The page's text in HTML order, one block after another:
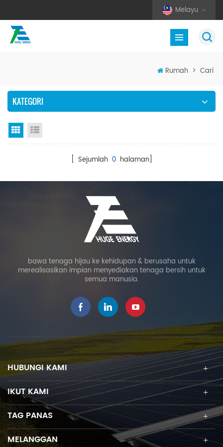
Melayu
Rumah > Cari
KATEGORI
Paparan grid
[ Sejumlah 0halaman]
bawa tenaga hijau ke kehidupan & berusaha untuk
merealisasikan impian menyediakan tenaga bersih untuk
semua manusia.
HUBUNGI KAMI
IKUT KAMI
TAG PANAS
MELANGGAN